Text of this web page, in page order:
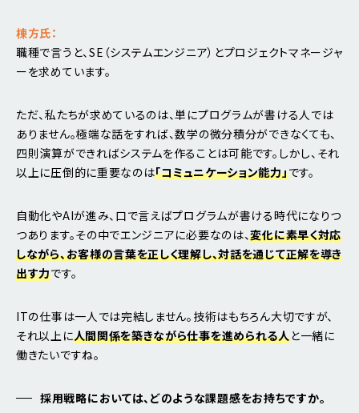
棟方氏：
職種で言うと、SE（システムエンジニア）とプロジェクトマネージャ
ーを求めています。
ただ、私たちが求めているのは、単にプログラムが書ける人では
ありません。極端な話をすれば、数学の微分積分ができなくても、
四則演算ができればシステムを作ることは可能です。しかし、それ
以上に圧倒的に重要なのは「コミュニケーション能力」です。
自動化やAIが進み、口で言えばプログラムが書ける時代になりつ
つあります。その中でエンジニアに必要なのは、変化に素早く対応
しながら、お客様の言葉を正しく理解し、対話を通じて正解を導き
出す力です。
ITの仕事は一人では完結しません。技術はもちろん大切ですが、
それ以上に人間関係を築きながら仕事を進められる人と一緒に
働きたいですね。
採用戦略においては、どのような課題感をお持ちですか。